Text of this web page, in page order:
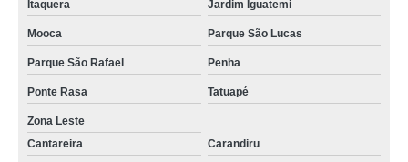
Itaquera Jardim Iguatemi
Mooca Parque São Lucas
Parque São Rafael Penha
Ponte Rasa Tatuapé
Zona Leste
Cantareira
Carandiru